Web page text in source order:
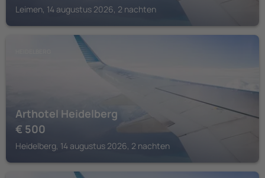
Leimen, 14 augustus 2026, 2 nachten
Arthotel Heidelberg
€ 500
Heidelberg, 14 augustus 2026, 2 nachten